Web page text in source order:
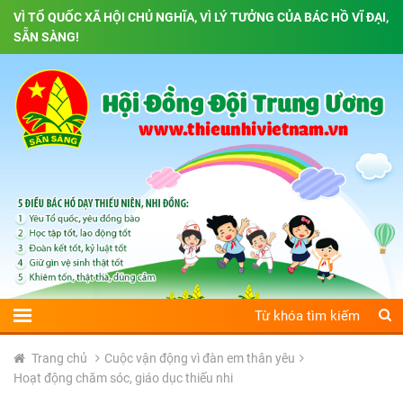
VÌ TỔ QUỐC XÃ HỘI CHỦ NGHĨA, VÌ LÝ TƯỞNG CỦA BÁC HỒ VĨ ĐẠI,
SẴN SÀNG!
Trang chủ
Cuộc vận động vì đàn em thân yêu
Hoạt động chăm sóc, giáo dục thiếu nhi